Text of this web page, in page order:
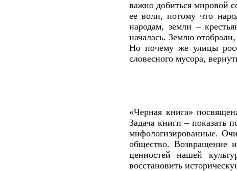
важно добиться мировой
ее воли, потому что
народам, земли –
началась. Землю
Но почему же улицы
словесного мусора,
«Черная книга»
Задача книги – показать
мифологизированные.
общество. Возвращение
ценностей нашей
восстановить